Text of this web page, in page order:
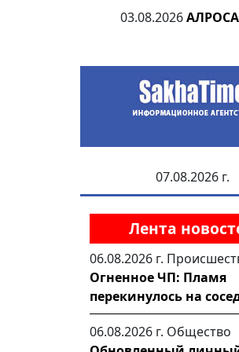
03.08.2026
07.08.2026 г.
Лента
06.08.2026 г.
Огненное ЧП: Пламя
перекинулось на
06.08.2026 г. Общество